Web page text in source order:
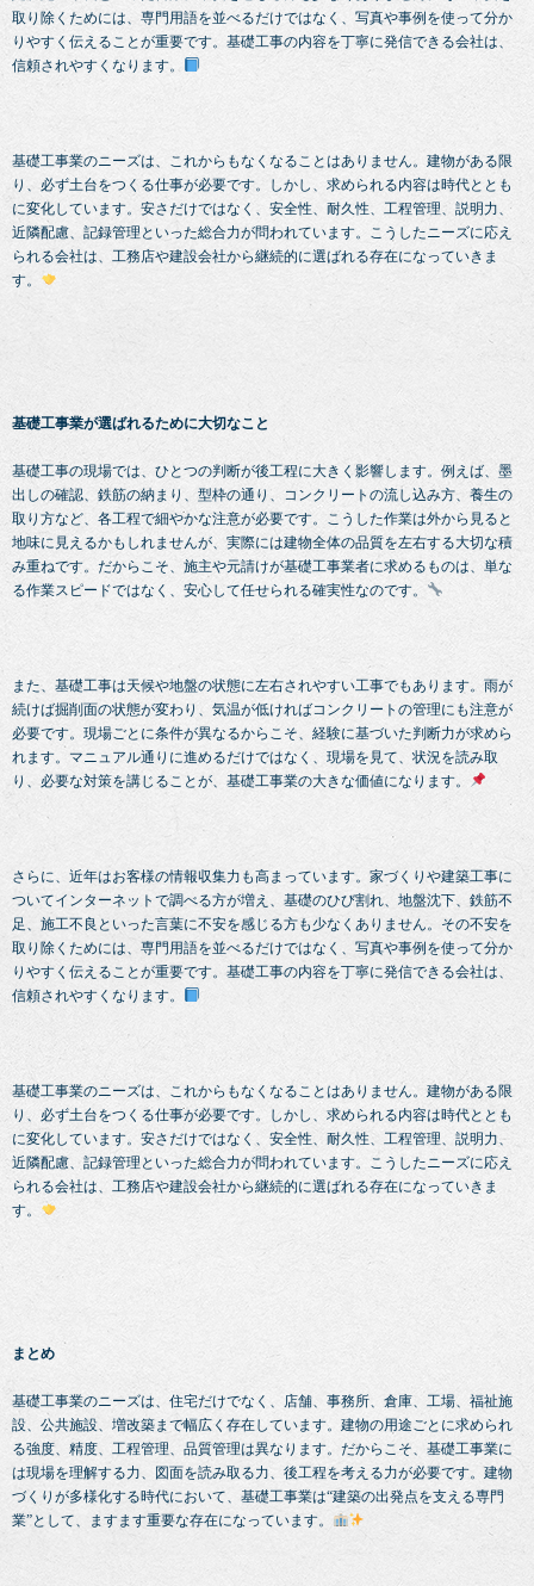
取り除くためには、専門用語を並べるだけではなく、写真や事例を使って分か
りやすく伝えることが重要です。基礎工事の内容を丁寧に発信できる会社は、
信頼されやすくなります。
基礎工事業のニーズは、これからもなくなることはありません。建物がある限
り、必ず土台をつくる仕事が必要です。しかし、求められる内容は時代ととも
に変化しています。安さだけではなく、安全性、耐久性、工程管理、説明力、
近隣配慮、記録管理といった総合力が問われています。こうしたニーズに応え
られる会社は、工務店や建設会社から継続的に選ばれる存在になっていきま
す。
基礎工事業が選ばれるために大切なこと
基礎工事の現場では、ひとつの判断が後工程に大きく影響します。例えば、墨
出しの確認、鉄筋の納まり、型枠の通り、コンクリートの流し込み方、養生の
取り方など、各工程で細やかな注意が必要です。こうした作業は外から見ると
地味に見えるかもしれませんが、実際には建物全体の品質を左右する大切な積
み重ねです。だからこそ、施主や元請けが基礎工事業者に求めるものは、単な
る作業スピードではなく、安心して任せられる確実性なのです。
また、基礎工事は天候や地盤の状態に左右されやすい工事でもあります。雨が
続けば掘削面の状態が変わり、気温が低ければコンクリートの管理にも注意が
必要です。現場ごとに条件が異なるからこそ、経験に基づいた判断力が求めら
れます。マニュアル通りに進めるだけではなく、現場を見て、状況を読み取
り、必要な対策を講じることが、基礎工事業の大きな価値になります。
さらに、近年はお客様の情報収集力も高まっています。家づくりや建築工事に
ついてインターネットで調べる方が増え、基礎のひび割れ、地盤沈下、鉄筋不
足、施工不良といった言葉に不安を感じる方も少なくありません。その不安を
取り除くためには、専門用語を並べるだけではなく、写真や事例を使って分か
りやすく伝えることが重要です。基礎工事の内容を丁寧に発信できる会社は、
信頼されやすくなります。
基礎工事業のニーズは、これからもなくなることはありません。建物がある限
り、必ず土台をつくる仕事が必要です。しかし、求められる内容は時代ととも
に変化しています。安さだけではなく、安全性、耐久性、工程管理、説明力、
近隣配慮、記録管理といった総合力が問われています。こうしたニーズに応え
られる会社は、工務店や建設会社から継続的に選ばれる存在になっていきま
す。
まとめ
基礎工事業のニーズは、住宅だけでなく、店舗、事務所、倉庫、工場、福祉施
設、公共施設、増改築まで幅広く存在しています。建物の用途ごとに求められ
る強度、精度、工程管理、品質管理は異なります。だからこそ、基礎工事業に
は現場を理解する力、図面を読み取る力、後工程を考える力が必要です。建物
づくりが多様化する時代において、基礎工事業は“建築の出発点を支える専門
業”として、ますます重要な存在になっています。